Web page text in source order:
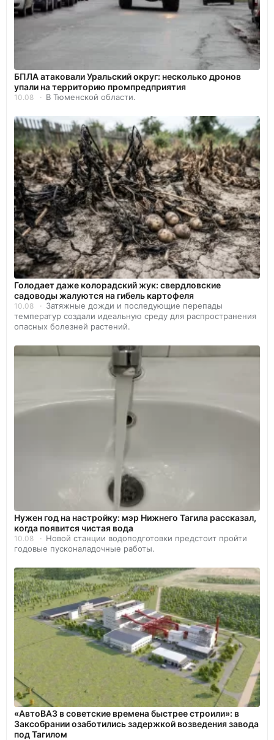
БПЛА атаковали Уральский округ: несколько дронов
упали на территорию промпредприятия
10.08 В Тюменской области.
Голодает даже колорадский жук: свердловские
садоводы жалуются на гибель картофеля
10.08
Затяжные дожди и последующие перепады
температур создали идеальную среду для распространения
опасных болезней растений.
Нужен год на настройку: мэр Нижнего Тагила рассказал,
когда появится чистая вода
10.08
Новой станции водоподготовки предстоит пройти
годовые пусконаладочные работы.
«АвтоВАЗ в советские времена быстрее строили»: в
Заксобрании озаботились задержкой возведения завода
под Тагилом